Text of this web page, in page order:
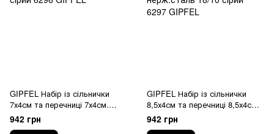
GIPFEL Набір із сільнички
7х4см та перечниці 7х4см.
Матеріал: нерж.сталь 18/10
6296 GIPFEL
942 грн
GIPFEL Набір із сільнички
8,5х4см та перечниці 8,5х4см.
Матеріал: нерж.сталь 18/10
6297 GIPFEL
942 грн